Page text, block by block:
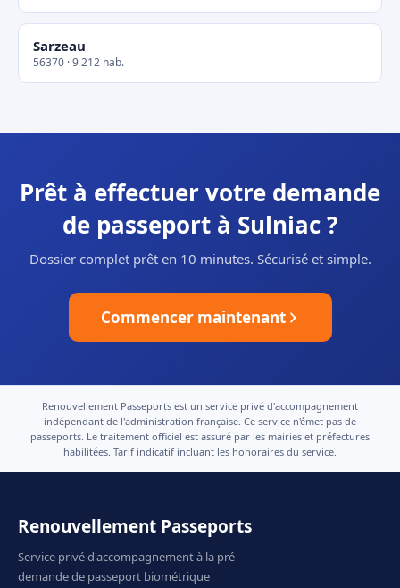
Sarzeau
56370 · 9 212 hab.
Prêt à effectuer votre demande
de passeport à Sulniac ?
Dossier complet prêt en 10 minutes. Sécurisé et simple.
Commencer maintenant
Renouvellement Passeports est un service privé d'accompagnement
indépendant de l'administration française. Ce service n'émet pas de
passeports. Le traitement officiel est assuré par les mairies et préfectures
habilitées. Tarif indicatif incluant les honoraires du service.
Renouvellement Passeports
Service privé d'accompagnement à la pré-
demande de passeport biométrique